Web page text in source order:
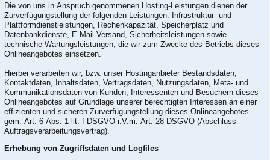
Die von uns in Anspruch genommenen Hosting-Leistungen dienen der
Zurverfügungstellung der folgenden Leistungen: Infrastruktur- und
Plattformdienstleistungen, Rechenkapazität, Speicherplatz und
Datenbankdienste, E-Mail-Versand, Sicherheitsleistungen sowie
technische Wartungsleistungen, die wir zum Zwecke des Betriebs dieses
Onlineangebotes einsetzen.
Hierbei verarbeiten wir, bzw. unser Hostinganbieter Bestandsdaten,
Kontaktdaten, Inhaltsdaten, Vertragsdaten, Nutzungsdaten, Meta- und
Kommunikationsdaten von Kunden, Interessenten und Besuchern dieses
Onlineangebotes auf Grundlage unserer berechtigten Interessen an einer
effizienten und sicheren Zurverfügungstellung dieses Onlineangebotes
gem. Art. 6 Abs. 1 lit. f DSGVO i.V.m. Art. 28 DSGVO (Abschluss
Auftragsverarbeitungsvertrag).
Erhebung von Zugriffsdaten und Logfiles